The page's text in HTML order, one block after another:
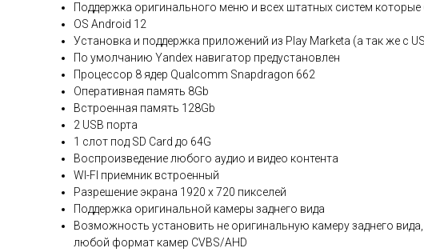
Поддержка оригинального меню и всех штатных систем
OS Android 12
Установка и поддержка приложений из Play Marketa (а так же с
По умолчанию Yandex навигатор предустановлен
Процессор 8 ядер Qualcomm Snapdragon 662
Оперативная память 8Gb
Встроенная память 128Gb
2 USB порта
1 слот под SD Card до 64G
Воспроизведение любого аудио и видео контента
WI-FI приемник встроенный
Разрешение экрана 1920 х 720 пикселей
Поддержка оригинальной камеры заднего вида
Возможность установить не оригинальную камеру заднего
любой формат камер CVBS/AHD